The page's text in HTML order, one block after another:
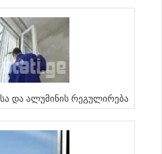
Და Ალუმინის Რეგულირება